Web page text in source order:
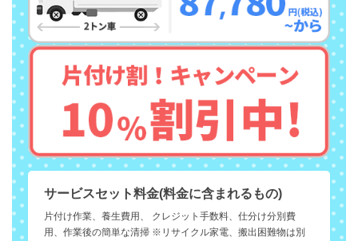
サービスセット料金(料金に含まれるもの)
片付け作業、養生費用、 クレジット手数料、仕分け分別費
用、作業後の簡単な清掃 ※リサイクル家電、搬出困難物は別